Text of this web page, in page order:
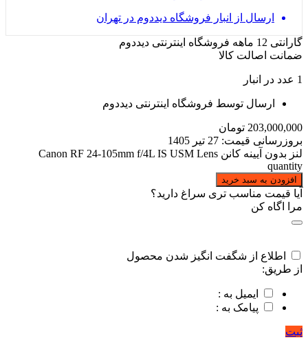
ارسال از انبار فروشگاه دیددوم در تهران
گارانتی 12 ماهه فروشگاه اینترنتی دیددوم
ضمانت اصالت کالا
1 عدد در انبار
ارسال توسط فروشگاه اینترنتی دیددوم
203,000,000 تومان
بروزرسانی قیمت: 27 تیر 1405
لنز بدون آیینه کانن Canon RF 24-105mm f/4L IS USM Lens
quantity
افزودن به سبد خرید
آیا قیمت مناسب تری سراغ دارید؟
مرا اگاه کن
اطلاع از شگفت انگیز شدن محصول
از طریق:
ایمیل به :
پیامک به :
ثبت